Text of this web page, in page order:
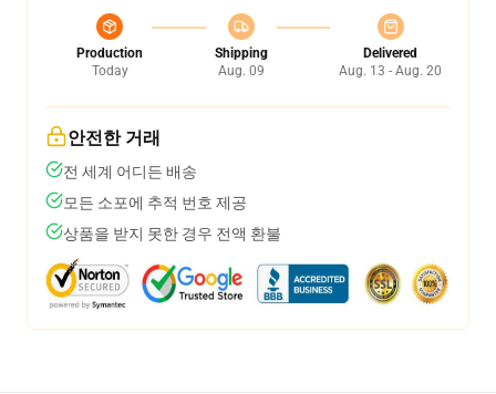
Production
Today
Shipping
Aug. 09
Delivered
Aug. 13 - Aug. 20
안전한 거래
전 세계 어디든 배송
모든 소포에 추적 번호 제공
상품을 받지 못한 경우 전액 환불